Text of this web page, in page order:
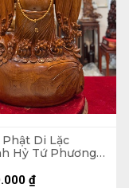
Di Lặc
Hỷ Tứ Phương
Am Cao 78
Sâu 23 (cm)
₫